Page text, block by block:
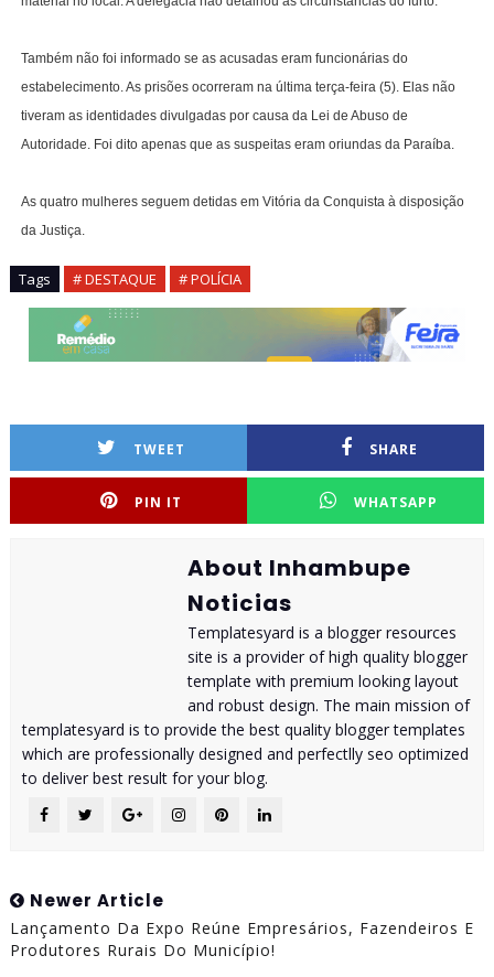
Também não foi informado se as acusadas eram funcionárias do
estabelecimento. As prisões ocorreram na última terça-feira (5). Elas não
tiveram as identidades divulgadas por causa da Lei de Abuso de
Autoridade. Foi dito apenas que as suspeitas eram oriundas da Paraíba.
As quatro mulheres seguem detidas em Vitória da Conquista à disposição
da Justiça.
Tags # DESTAQUE # POLÍCIA
TWEET SHARE
PIN IT WHATSAPP
About Inhambupe
Noticias
Templatesyard is a blogger resources
site is a provider of high quality blogger
template with premium looking layout
and robust design. The main mission of
templatesyard is to provide the best quality blogger templates
which are professionally designed and perfectlly seo optimized
to deliver best result for your blog.
Newer Article
Lançamento Da Expo Reúne Empresários, Fazendeiros E
Produtores Rurais Do Município!